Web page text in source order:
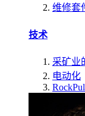
维修套
技术
采矿业
电动化